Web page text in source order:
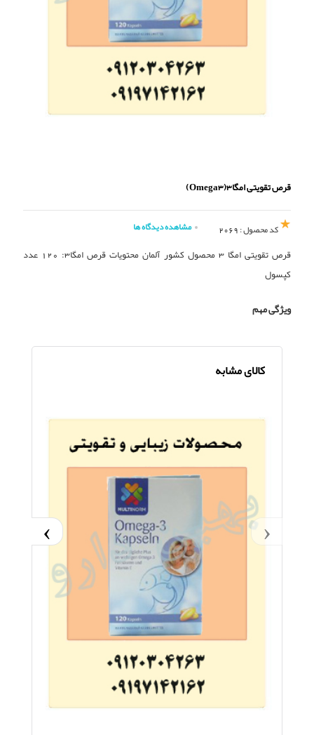
قرص تقویتی امگا3(Omega3)
کد محصول : 2069 مشاهده دیدگاه ها
قرص تقویتی امگا 3 محصول کشور آلمان محتویات قرص امگا3: 120 عدد
کپسول
ویژگی مهم
کالای مشابه
‹
›